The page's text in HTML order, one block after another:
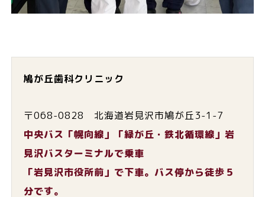
鳩が丘歯科クリニック
〒068-0828 北海道岩見沢市鳩が丘3-1-7
中央バス「幌向線」「緑が丘・鉄北循環線」岩
見沢バスターミナルで乗車
「岩見沢市役所前」で下車。バス停から徒歩５
分です。